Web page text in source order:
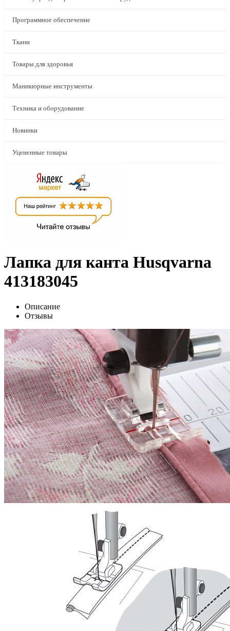
Программное обеспечение
Ткани
Товары для здоровья
Маникюрные инструменты
Техника и оборудование
Новинки
Уцененные товары
Лапка для канта Husqvarna
413183045
Описание
Отзывы